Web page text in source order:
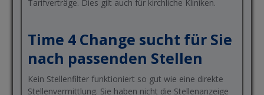
Tarifverträge. Dies gilt auch für kirchliche Kliniken.
Time 4 Change sucht für Sie
nach passenden Stellen
Kein Stellenfilter funktioniert so gut wie eine direkte
Stellenvermittlung. Sie haben nicht die Stellenanzeige